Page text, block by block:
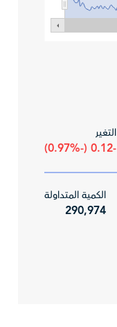
التغير
-0.12 (-0.97%)
الكمية المتداولة
290,974